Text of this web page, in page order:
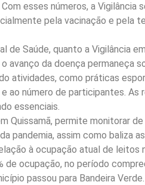
esses números, a Vigilância
pela vacinação e pela
Saúde, quanto a Vigilância
avanço da doença permaneça
atividades, como práticas
ao número de participantes.
essenciais.
Quissamã, permite monitorar
pandemia, assim como baliza
à ocupação atual de leitos
de ocupação, no período
passou para Bandeira Verde.